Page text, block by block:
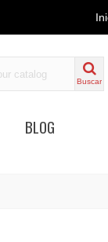
Buscar
BLOG